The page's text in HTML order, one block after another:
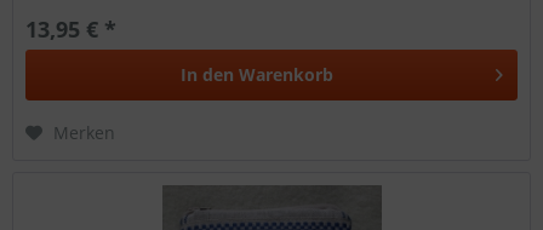
13,95 € *
In den Warenkorb
Merken